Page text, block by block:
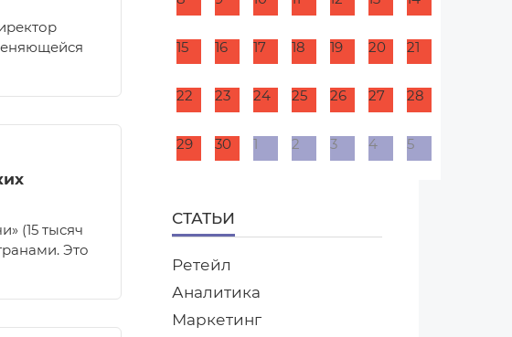
(15 тысяч
Это
15 16 17 18 19 20 21
22 23 24 25 26 27 28
29 30 1 2 3 4 5
СТАТЬИ
Ретейл
Аналитика
Маркетинг